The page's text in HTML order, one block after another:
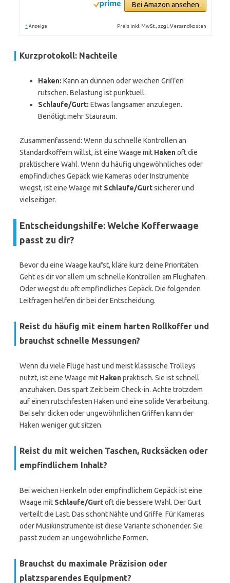
Bei Amazon ansehen
* Anzeige Preis inkl. MwSt., zzgl. Versandkosten
Kurzprotokoll: Nachteile
Haken: Kann an dünnen oder weichen Griffen
rutschen. Belastung ist punktuell.
Schlaufe/Gurt: Etwas langsamer anzulegen.
Benötigt mehr Stauraum.
Zusammenfassend: Wenn du schnelle Kontrollen an
Standardkoffern willst, ist eine Waage mit Hakenoft die
praktischere Wahl. Wenn du häufig ungewöhnliches oder
empfindliches Gepäck wie Kameras oder Instrumente
wiegst, ist eine Waage mit Schlaufe/Gurtsicherer und
vielseitiger.
Entscheidungshilfe: Welche Kofferwaage
passt zu dir?
Bevor du eine Waage kaufst, kläre kurz deine Prioritäten.
Geht es dir vor allem um schnelle Kontrollen am Flughafen.
Oder wiegst du oft empfindliches Gepäck. Die folgenden
Leitfragen helfen dir bei der Entscheidung.
Reist du häufig mit einem harten Rollkoffer und
brauchst schnelle Messungen?
Wenn du viele Flüge hast und meist klassische Trolleys
nutzt, ist eine Waage mit Hakenpraktisch. Sie ist schnell
anzuhaken. Das spart Zeit beim Check-in. Achte trotzdem
auf einen rutschfesten Haken und eine solide Verarbeitung.
Bei sehr dicken oder ungewöhnlichen Griffen kann der
Haken weniger gut sitzen.
Reist du mit weichen Taschen, Rucksäcken oder
empfindlichem Inhalt?
Bei weichen Henkeln oder empfindlichem Gepäck ist eine
Waage mit Schlaufe/Gurtoft die bessere Wahl. Der Gurt
verteilt die Last. Das schont Nähte und Griffe. Für Kameras
oder Musikinstrumente ist diese Variante schonender. Sie
passt zudem an ungewöhnliche Formen.
Brauchst du maximale Präzision oder
platzsparendes Equipment?